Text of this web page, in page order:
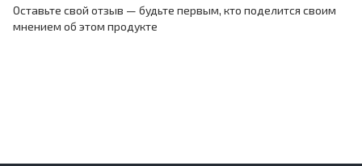
Оставьте свой отзыв — будьте первым, кто поделится своим
мнением об этом продукте